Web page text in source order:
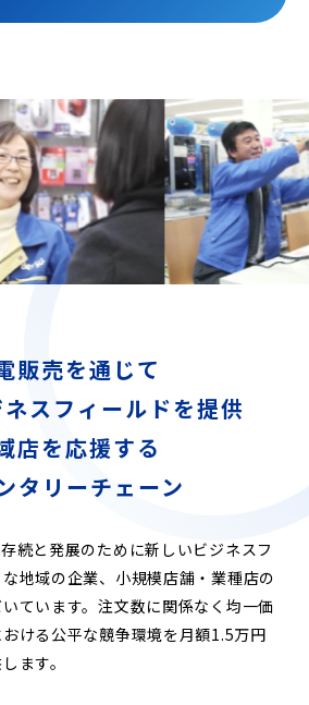
販売を通じて
スフィールドを提供
店を応援する
タリーチェーン
続と発展のために新しいビジネスフ
地域の企業、小規模店舗・業種店の
ています。注文数に関係なく均一価
ける公平な競争環境を月額1.5万円
ます。